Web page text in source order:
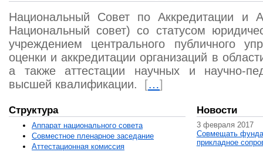
Национальный Совет по Аккредитации и
Национальный совет) со статусом
учреждением центрального публичного
оценки и аккредитации организаций в
а также аттестации научных и научно-
высшей квалификации.
[…]
Структура
Аппарат национального совета
Совместное пленарное заседание
Аттестационная комисcия
Новости
3 февраля 2017
Совмещать
прикладное